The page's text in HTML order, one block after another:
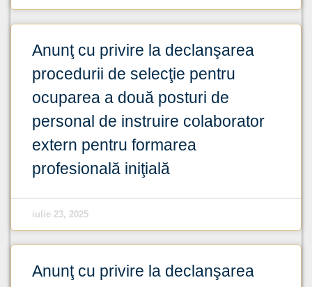
Anunţ cu privire la declanşarea
procedurii de selecţie pentru
ocuparea a două posturi de
personal de instruire colaborator
extern pentru formarea
profesională iniţială
iulie 23, 2025
Anunţ cu privire la declanşarea